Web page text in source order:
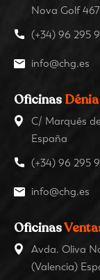
Nova Golf
(+34) 96 295
info@chg.es
Oficinas Dénia
C/ Marqués
España
(+34) 96 295
info@chg.es
Oficinas
Avda. Oliva
(Valencia)